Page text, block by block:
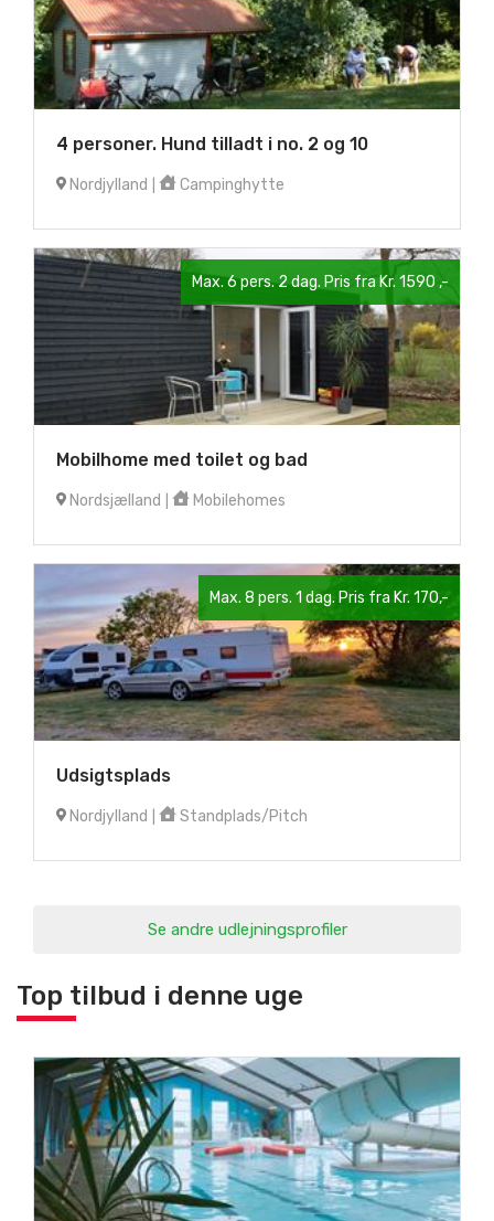
4 personer. Hund tilladt i no. 2 og 10
Nordjylland Campinghytte
Max. 6 pers. 2 dag. Pris fra Kr. 1590 ,-
Mobilhome med toilet og bad
Nordsjælland Mobilehomes
Max. 8 pers. 1 dag. Pris fra Kr. 170,-
Udsigtsplads
Nordjylland Standplads/Pitch
Se andre udlejningsprofiler
Top tilbud i denne uge